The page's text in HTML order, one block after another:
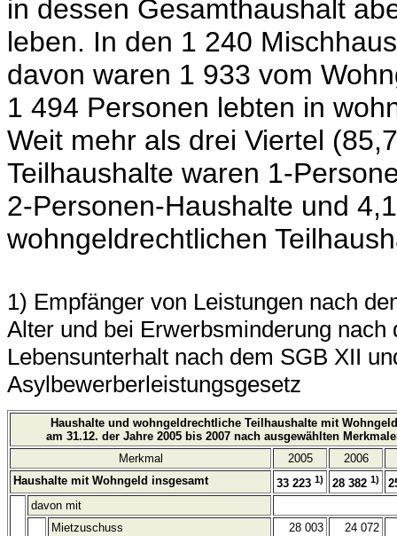
in dessen Gesamthaushalt
leben. In den 1 240
davon waren 1 933 vom
1 494 Personen lebten in
Weit mehr als drei Viertel
Teilhaushalte waren 1-
2-Personen-Haushalte und
wohngeldrechtlichen
1) Empfänger von Leistungen nach
Alter und bei Erwerbsminderung
Lebensunterhalt nach dem SGB XII
Asylbewerberleistungsgesetz
Haushalte und wohngeldrechtliche Teilhaushalte mit Wohngeld
am 31.12. der Jahre 2005 bis 2007 nach ausgewählten
Merkmal
2005
2006
Haushalte mit Wohngeld insgesamt
33 223 1) 28 382 1)
davon mit
Mietzuschuss
28 003
24 072